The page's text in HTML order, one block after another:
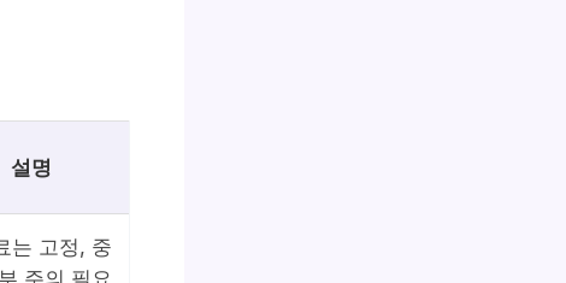
설명
는 고정, 중